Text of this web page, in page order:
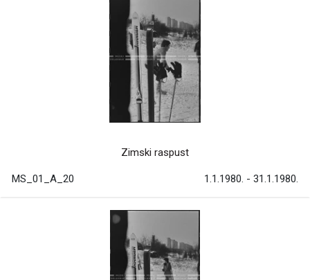
Zimski raspust
MS_01_A_20 1.1.1980. - 31.1.1980.